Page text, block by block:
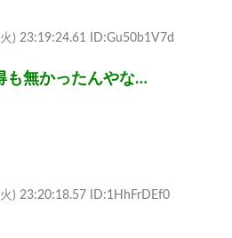
) 23:19:24.61 ID:Gu50b1V7d
も無かったんやな…
) 23:20:18.57 ID:1HhFrDEf0